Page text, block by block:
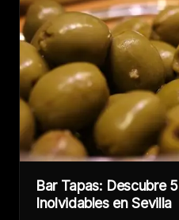
Bar Tapas: Descubre
Inolvidables en Sevilla